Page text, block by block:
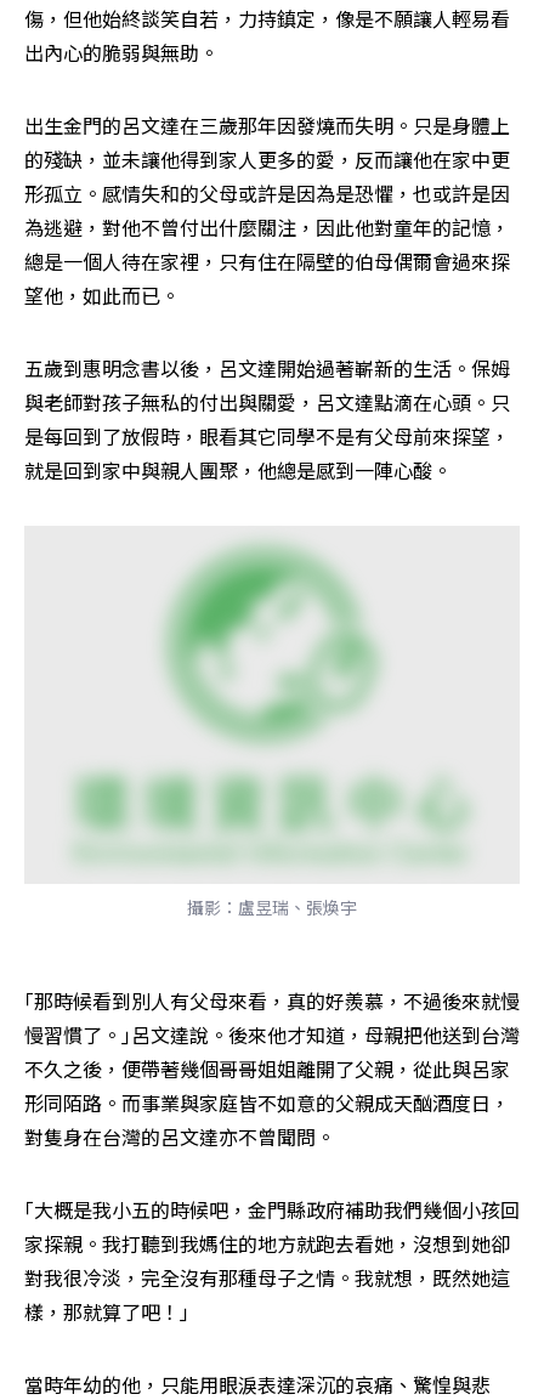
傷，但他始終談笑自若，力持鎮定，像是不願讓人輕易看
出內心的脆弱與無助。
出生金門的呂文達在三歲那年因發燒而失明。只是身體上
的殘缺，並未讓他得到家人更多的愛，反而讓他在家中更
形孤立。感情失和的父母或許是因為是恐懼，也或許是因
為逃避，對他不曾付出什麼關注，因此他對童年的記憶，
總是一個人待在家裡，只有住在隔壁的伯母偶爾會過來探
望他，如此而已。
五歲到惠明念書以後，呂文達開始過著嶄新的生活。保姆
與老師對孩子無私的付出與關愛，呂文達點滴在心頭。只
是每回到了放假時，眼看其它同學不是有父母前來探望，
就是回到家中與親人團聚，他總是感到一陣心酸。
攝影：盧昱瑞、張煥宇
｢那時候看到別人有父母來看，真的好羨慕，不過後來就慢
慢習慣了。｣呂文達說。後來他才知道，母親把他送到台灣
不久之後，便帶著幾個哥哥姐姐離開了父親，從此與呂家
形同陌路。而事業與家庭皆不如意的父親成天酗酒度日，
對隻身在台灣的呂文達亦不曾聞問。
｢大概是我小五的時候吧，金門縣政府補助我們幾個小孩回
家探親。我打聽到我媽住的地方就跑去看她，沒想到她卻
對我很冷淡，完全沒有那種母子之情。我就想，既然她這
樣，那就算了吧！｣
當時年幼的他，只能用眼淚表達深沉的哀痛、驚惶與悲